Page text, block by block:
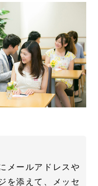
メールアドレスや
を添えて、メッセ